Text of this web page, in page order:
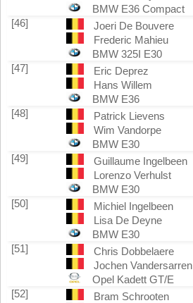
BMW E36 Compact
[46]
Joeri De Bouvere
Frederic Mahieu
BMW 325I E30
[47]
Eric Deprez
Hans Willem
BMW E36
[48]
Patrick Lievens
Wim Vandorpe
BMW E30
[49]
Guillaume Ingelbeen
Lorenzo Verhulst
BMW E30
[50]
Michiel Ingelbeen
Lisa De Deyne
BMW E30
[51]
Chris Dobbelaere
Jochen Vandersarren
Opel Kadett GT/E
[52]
Bram Schrooten